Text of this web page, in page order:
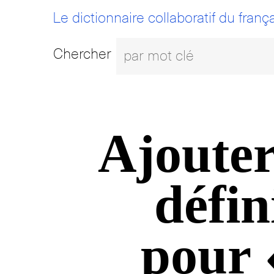
Le dictionnaire collaboratif du
Chercher
pour